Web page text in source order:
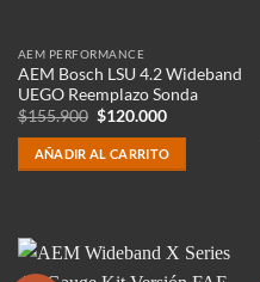
AEM PERFORMANCE
AEM Bosch LSU 4.2 Wideband
UEGO Reemplazo Sonda
$155.900 El
original
era:
$155.900.
$120.000El
actual
es:
$120.000.
AÑADIR AL CARRITO